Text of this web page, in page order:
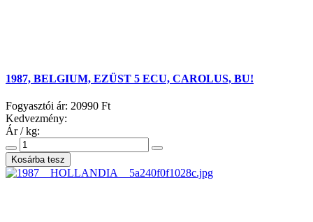
1987, BELGIUM, EZÜST 5 ECU, CAROLUS, BU!
Fogyasztói ár: 20990 Ft
Kedvezmény:
Ár / kg: